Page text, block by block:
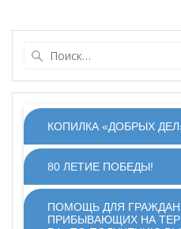
КОПИЛКА «ДОБРЫХ
80 ЛЕТИЕ ПОБЕДЫ!
ПОМОЩЬ ДЛЯ
ПРИБЫВАЮЩИХ НА